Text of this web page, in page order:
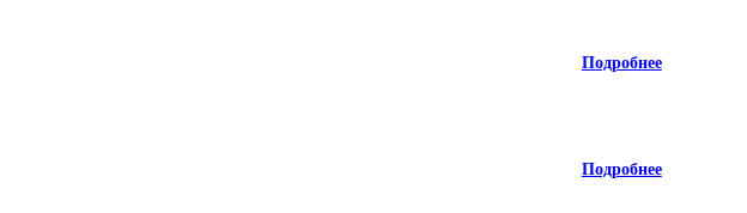
Подробнее
Подробнее